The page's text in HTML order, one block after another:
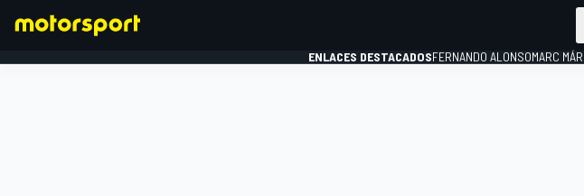
ENLACES DESTACADOSFERNANDO ALONSOMARC